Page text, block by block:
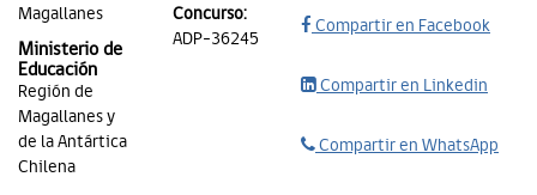
Magallanes
Ministerio de
Educación
Región de
Magallanes y
de la Antártica
Chilena
Concurso:
ADP-36245
Compartir en Facebook
Compartir en Linkedin
Compartir en WhatsApp